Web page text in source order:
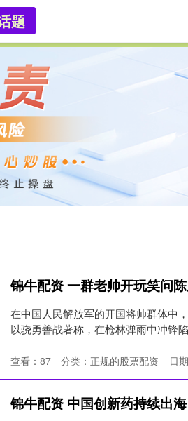
在线股票配资平台
题
在中国人民解放军的开国将帅群体中
以骁勇善战著称，在枪林弹雨中冲锋
日
查看： 87 分类： 正规的股票配资
锦牛配资 中国创新药持续出